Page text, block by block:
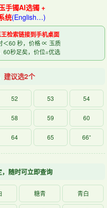
手镯AI选镯 +
统(English…)
检索链接到手机桌面
＜60 秒，价格 ∝ 玉质
60秒足矣，价位=优选
建议选2个
52 53 54
58 59 60
64 65 66⁺
随时可立即查询
糖青 青白